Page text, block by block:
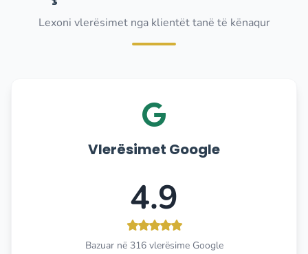
Lexoni vlerësimet nga klientët tanë të kënaqur
Vlerësimet Google
4.9
Bazuar në 316 vlerësime Google